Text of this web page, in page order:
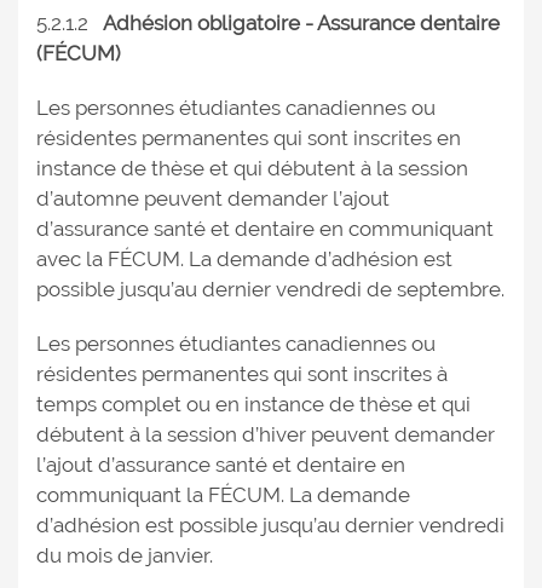
5.2.1.2 Adhésion obligatoire - Assurance dentaire
(FÉCUM)
Les personnes étudiantes canadiennes ou
résidentes permanentes qui sont inscrites en
instance de thèse et qui débutent à la session
d’automne peuvent demander l’ajout
d’assurance santé et dentaire en communiquant
avec la FÉCUM. La demande d’adhésion est
possible jusqu’au dernier vendredi de septembre.
Les personnes étudiantes canadiennes ou
résidentes permanentes qui sont inscrites à
temps complet ou en instance de thèse et qui
débutent à la session d’hiver peuvent demander
l’ajout d’assurance santé et dentaire en
communiquant la FÉCUM. La demande
d’adhésion est possible jusqu’au dernier vendredi
du mois de janvier.